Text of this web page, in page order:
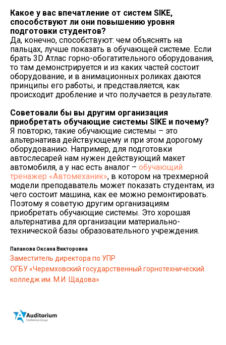
Какое у вас впечатление от систем SIKE,
способствуют ли они повышению уровня
подготовки студентов?
Да, конечно, способствуют: чем объяснять на
пальцах, лучше показать в обучающей системе. Если
брать 3D Атлас горно-обогатительного оборудования,
то там демонстрируется и из каких частей состоит
оборудование, и в анимационных роликах даются
принципы его работы, и представляется, как
происходит дробление и что получается в результате.
Советовали бы вы другим организация
приобретать обучающие системы SIKE и почему?
Я повторю, такие обучающие системы – это
альтернатива действующему и при этом дорогому
оборудованию. Например, для подготовки
автослесарей нам нужен действующий макет
автомобиля, а у нас есть аналог – обучающий
тренажер «Автомеханик», в котором на трехмерной
модели преподаватель может показать студентам, из
чего состоит машина, как ее можно ремонтировать.
Поэтому я советую другим организациям
приобретать обучающие системы. Это хорошая
альтернатива для организации материально-
технической базы образовательного учреждения.
Папанова Оксана Викторовна
Заместитель директора по УПР
ОГБУ «Черемховский государственный горнотехнический
колледж им. М.И. Щадова»